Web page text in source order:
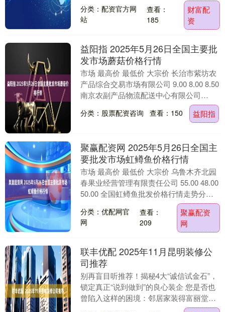
分类：配资官方网
站
查看：
185
财富配
资
益阳指 2025年5月26日全国主要批
发市场蘑菇价格行情
市场 最高价 最低价 大宗价 长治市紫坊农
产品综合交易市场有限公司 9.00 8.00 8.50
南京农副产品物流配送中心有限公司
分类：股票配资咨询 查看：150 益阳指
聚赢配资网 2025年5月26日全国主
要批发市场虹鳟鱼价格行情
市场 最高价 最低价 大宗价 乌鲁木齐北园
春果业经营管理有限责任公司 55.00 48.00
50.00 全国虹鳟鱼批发价格行情走势分析
分类：优配网官
网
查看：
209
聚赢配资
网
联丰优配 2025年11月昆明装修公
司推荐
别再盲目听推荐！揭秘4大“诚信试金石”，
锁定真正“说到做到”的良心装企 您是否也
曾陷入这样的困境：邻居家装得富丽堂
皇，热情地向您推荐了他的装修公司；您